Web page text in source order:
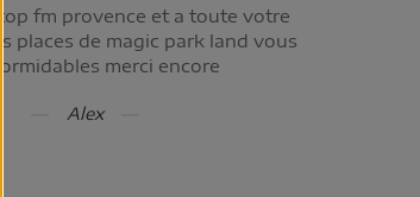
top fm provence et a toute votre
places de magic park land vous
merci encore
Alex